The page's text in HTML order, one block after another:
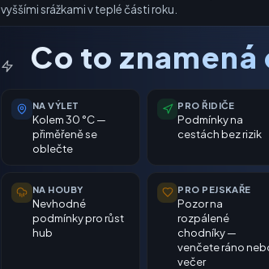
vyššími srážkami v teplé části roku.
Co to znamená
NA VÝLET
Kolem 30 °C —
přiměřeně se
oblečte
PRO ŘIDIČE
Podmínky na
cestách bez rizik
NA HOUBY
Nevhodné
podmínky pro růst
hub
PRO PEJSKAŘE
Pozor na
rozpálené
chodníky —
venčete ráno
večer